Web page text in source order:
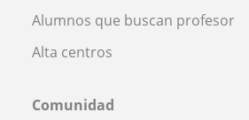
Alumnos que buscan profesor
Alta centros
Comunidad